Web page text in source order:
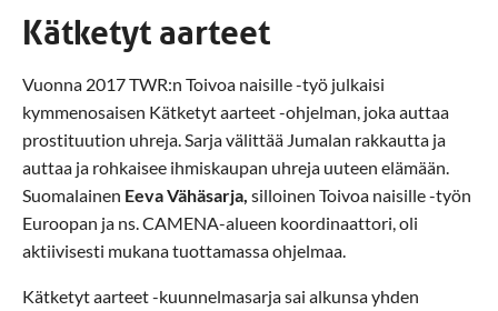
Kätketyt aarteet
Vuonna 2017 TWR:n Toivoa naisille -työ julkaisi
kymmenosaisen Kätketyt aarteet -ohjelman, joka auttaa
prostituution uhreja. Sarja välittää Jumalan rakkautta ja
auttaa ja rohkaisee ihmiskaupan uhreja uuteen elämään.
Suomalainen Eeva Vähäsarja, silloinen Toivoa naisille -työn
Euroopan ja ns. CAMENA-alueen koordinaattori, oli
aktiivisesti mukana tuottamassa ohjelmaa.
Kätketyt aarteet -kuunnelmasarja sai alkunsa yhden